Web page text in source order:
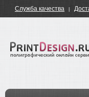
Служба качества